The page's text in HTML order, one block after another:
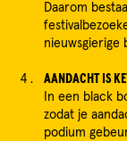
Daarom
nieuwsgierige
AANDACHT IS
In een black
zodat je
podium